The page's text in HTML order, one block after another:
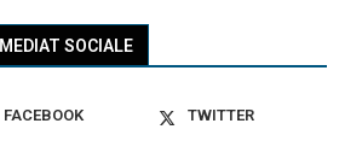
MEDIAT SOCIALE
FACEBOOK
TWITTER